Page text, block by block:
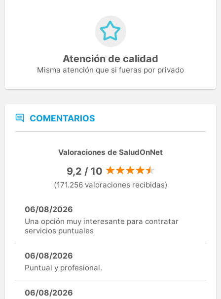
Atención de calidad
Misma atención que si fueras por privado
COMENTARIOS
Valoraciones de SaludOnNet
9,2 / 10
(171.256 valoraciones recibidas)
06/08/2026
Una opción muy interesante para contratar
servicios puntuales
06/08/2026
Puntual y profesional.
06/08/2026